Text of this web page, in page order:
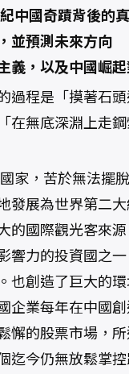
中國奇蹟背後的
並預測未來方向
義，以及中國崛
過程是「摸著石頭
在無底深淵上走
家，苦於無法擺
發展為世界第二
的國際觀光客來
響力的投資國之一
也創造了巨大的
企業每年在中國
懈的股票市場，
迄今仍無放鬆掌